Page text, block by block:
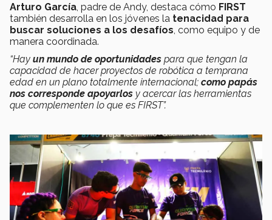
Arturo García , padre de Andy, destaca cómo FIRST
también desarrolla en los jóvenes la tenacidad para
buscar soluciones a los desafíos , como equipo y de
manera coordinada.
“Hay un mundo de oportunidades para que tengan la
capacidad de hacer proyectos de robótica a temprana
edad en un plano totalmente internacional; como papás
nos corresponde apoyarlos y acercar las herramientas
que complementen lo que es FIRST”.